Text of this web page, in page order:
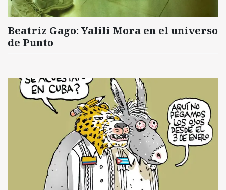
Beatriz Gago: Yalili Mora en el universo
de Punto